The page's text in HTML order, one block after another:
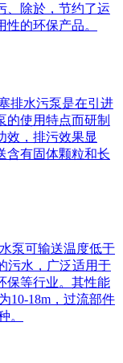
、除於，节约了运
的环保产品。
排水污泵是在引进
的使用特点而研制
效，排污效果显
含有固体颗粒和长
泵可输送温度低于
污水，广泛适用于
保等行业。其性能
10-18m，过流部件
。